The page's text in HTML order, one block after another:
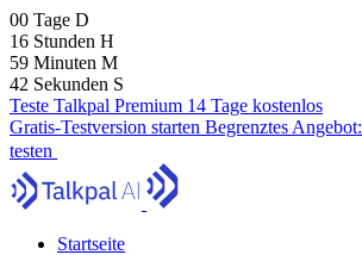
00 Tage D
16 Stunden H
59 Minuten M
41 Sekunden S
Teste Talkpal Premium 14 Tage kostenlos
Gratis-Testversion starten Begrenztes Angebot:
testen
Startseite